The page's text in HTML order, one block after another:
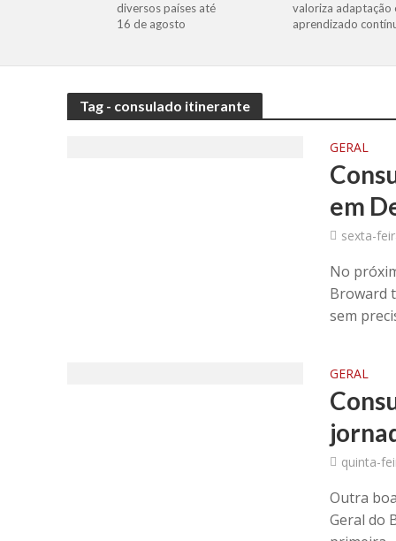
diversos países até
16 de agosto
valoriza adaptação
aprendizado
Tag - consulado itinerante
GERAL
em
sexta-
No
Broward
sem
GERAL
quinta-
Outra
Geral do